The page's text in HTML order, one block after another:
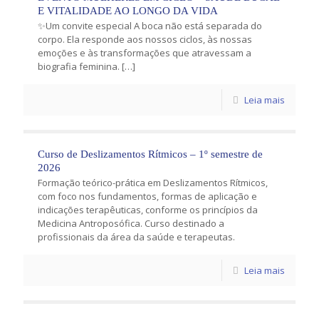
E VITALIDADE AO LONGO DA VIDA
✨Um convite especial A boca não está separada do
corpo. Ela responde aos nossos ciclos, às nossas
emoções e às transformações que atravessam a
biografia feminina. […]
Leia mais
Curso de Deslizamentos Rítmicos – 1º semestre de
2026
Formação teórico-prática em Deslizamentos Rítmicos,
com foco nos fundamentos, formas de aplicação e
indicações terapêuticas, conforme os princípios da
Medicina Antroposófica. Curso destinado a
profissionais da área da saúde e terapeutas.
Leia mais